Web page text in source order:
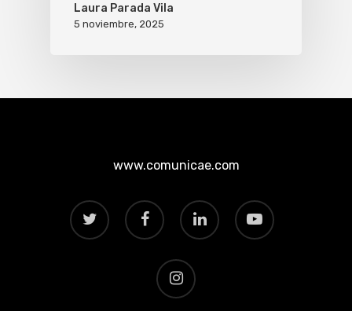
Laura Parada Vila
5 noviembre, 2025
www.comunicae.com
twitter facebook linkedin youtube
instagram